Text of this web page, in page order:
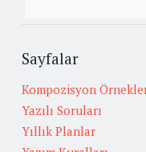
Sayfalar
Kompozisyon
Yazılı Soruları
Yıllık Planlar